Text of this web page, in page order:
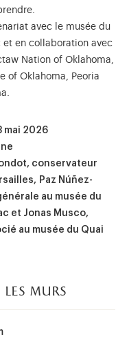
avec le musée du
et en collaboration avec
Nation of Oklahoma,
of Oklahoma, Peoria
mai 2026
conservateur
Paz Núñez-
au musée du
et Jonas Musco,
au musée du Quai
murs